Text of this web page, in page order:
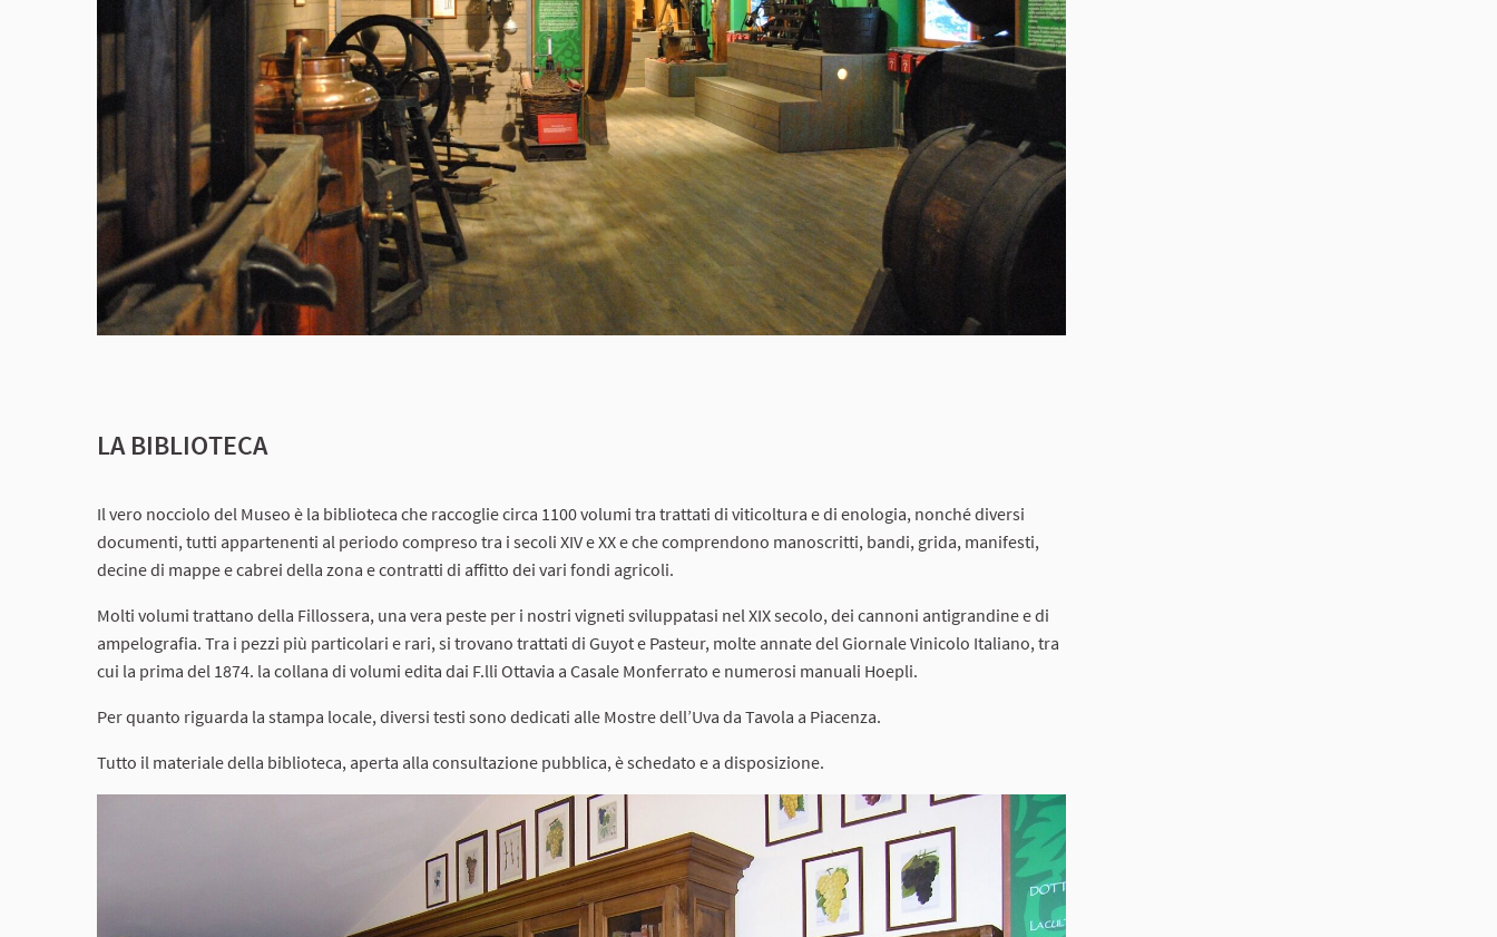
LA BIBLIOTECA
Il vero nocciolo del Museo è la biblioteca che raccoglie circa 1100 volumi tra trattati di viticoltura e di enologia, nonché diversi
documenti, tutti appartenenti al periodo compreso tra i secoli XIV e XX e che comprendono manoscritti, bandi, grida, manifesti,
decine di mappe e cabrei della zona e contratti di affitto dei vari fondi agricoli.
Molti volumi trattano della Fillossera, una vera peste per i nostri vigneti sviluppatasi nel XIX secolo, dei cannoni antigrandine e di
ampelografia. Tra i pezzi più particolari e rari, si trovano trattati di Guyot e Pasteur, molte annate del Giornale Vinicolo Italiano, tra
cui la prima del 1874. la collana di volumi edita dai F.lli Ottavia a Casale Monferrato e numerosi manuali Hoepli.
Per quanto riguarda la stampa locale, diversi testi sono dedicati alle Mostre dell’Uva da Tavola a Piacenza.
Tutto il materiale della biblioteca, aperta alla consultazione pubblica, è schedato e a disposizione.